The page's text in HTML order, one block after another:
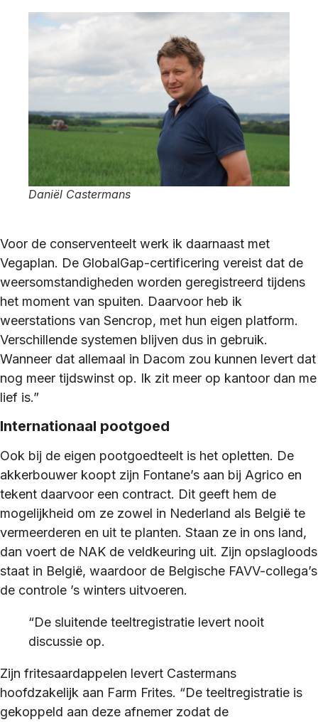
Daniël Castermans
Voor de conserventeelt werk ik daarnaast met
Vegaplan. De GlobalGap-certificering vereist dat de
weersomstandigheden worden geregistreerd tijdens
het moment van spuiten. Daarvoor heb ik
weerstations van Sencrop, met hun eigen platform.
Verschillende systemen blijven dus in gebruik.
Wanneer dat allemaal in Dacom zou kunnen levert dat
nog meer tijdswinst op. Ik zit meer op kantoor dan me
lief is.”
Internationaal pootgoed
Ook bij de eigen pootgoedteelt is het opletten. De
akkerbouwer koopt zijn Fontane’s aan bij Agrico en
tekent daarvoor een contract. Dit geeft hem de
mogelijkheid om ze zowel in Nederland als België te
vermeerderen en uit te planten. Staan ze in ons land,
dan voert de NAK de veldkeuring uit. Zijn opslagloods
staat in België, waardoor de Belgische FAVV-collega’s
de controle ’s winters uitvoeren.
“De sluitende teeltregistratie levert nooit
discussie op.
Zijn fritesaardappelen levert Castermans
hoofdzakelijk aan Farm Frites. “De teeltregistratie is
gekoppeld aan deze afnemer zodat de